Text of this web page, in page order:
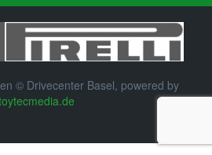
© Drivecenter Basel, powered by